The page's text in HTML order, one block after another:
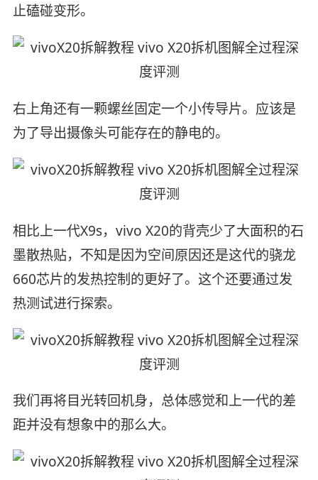
止磕碰变形。
右上角还有一颗螺丝固定一个小传导片。应该是
为了导出摄像头可能存在的静电的。
相比上一代X9s，vivo X20的背壳少了大面积的石
墨散热贴，不知是因为空间原因还是这代的骁龙
660芯片的发热控制的更好了。这个还要通过发
热测试进行探索。
我们再将目光转回机身，总体感觉和上一代的差
距并没有想象中的那么大。